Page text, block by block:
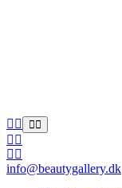
info@beautygallery.dk